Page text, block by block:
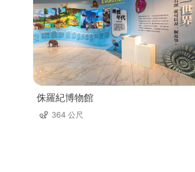
侏羅紀博物館
364 公尺